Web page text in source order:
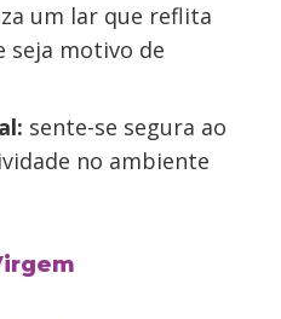
um lar que reflita
seja motivo de
sente-se segura ao
no ambiente